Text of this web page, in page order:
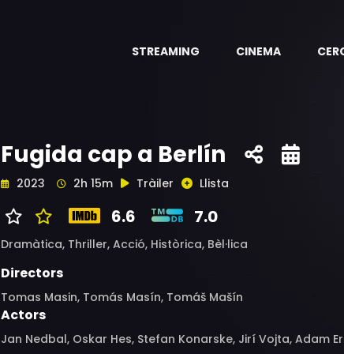
STREAMING CINEMA
Fugida cap a Berlín
2023 2h 15m Tràiler Llista
6.6 7.0
Dramàtica, Thriller, Acció, Històrica, Bèl·lica
Directors
Tomas Masin, Tomás Masín, Tomáš Mašín
Actors
Jan Nedbal, Oskar Hes, Stefan Konarske, Jirí Vojta, Adam